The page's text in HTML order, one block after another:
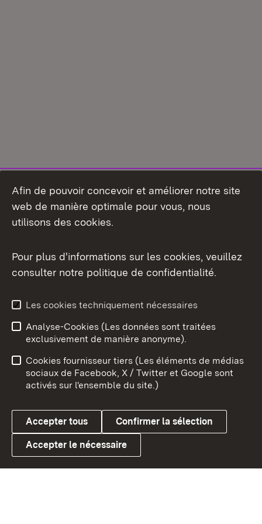
Aperçu des thèmes
Link zum Landesportal
Conseils d'utilisation
Confidentialité
Cookies
Afin de pouvoir concevoir et améliorer notre site
web de manière optimale pour vous, nous
utilisons des cookies.
Pour plus d'informations sur les cookies, veuillez
consulter notre politique de confidentialité.
Les cookies techniquement nécessaires
Analyse-Cookies (Les données sont traitées
exclusivement de manière anonyme).
Cookies fournisseur tiers (Les éléments de médias
sociaux de Facebook, X / Twitter et Google sont
activés sur l'ensemble du site.)
Accepter tous Confirmer la sélection
Accepter le nécessaire